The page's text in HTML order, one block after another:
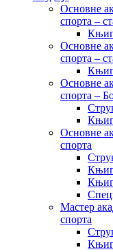
Основне
спорта –
Основне
спорта –
Основне
спорта –
Основне
спорта
Мастер
спорта